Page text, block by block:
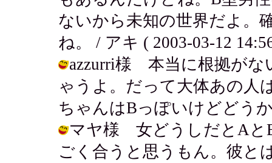
ないから未知の世界だよ。
ね。 / アキ ( 2003-03-12
azzurri様 本当に根拠がな
ゃうよ。だって大体あの人
ちゃんはBっぽいけどどう
マヤ様 女どうしだとAと
ごく合うと思うもん。彼と